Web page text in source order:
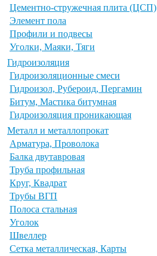
Цементно-стружечная плита (ЦСП)
Элемент пола
Профили и подвесы
Уголки, Маяки, Тяги
Гидроизоляция
Гидроизоляционные смеси
Гидроизол, Рубероид, Пергамин
Битум, Мастика битумная
Гидроизоляция проникающая
Металл и металлопрокат
Арматура, Проволока
Балка двутавровая
Труба профильная
Круг, Квадрат
Трубы ВГП
Полоса стальная
Уголок
Швеллер
Сетка металлическая, Карты